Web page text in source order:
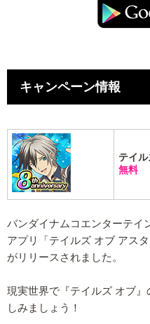
キャンペーン情報
テイ
無料
バンダイナムコエンターテイ
アプリ「テイルズ オブ アス
がリリースされました。
現実世界で『テイルズ オブ
しみましょう！